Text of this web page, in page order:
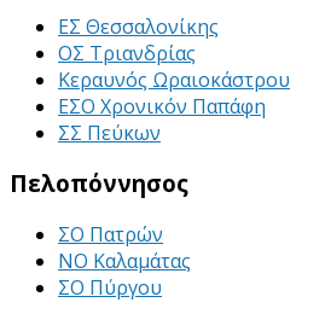
ΕΣ Θεσσαλονίκης
ΟΣ Τριανδρίας
Κεραυνός Ωραιοκάστρου
ΕΣΟ Χρονικόν Παπάφη
ΣΣ Πεύκων
Πελοπόννησος
ΣΟ Πατρών
ΝΟ Καλαμάτας
ΣΟ Πύργου